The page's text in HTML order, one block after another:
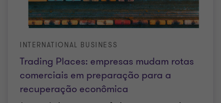
Trading Places: empresas mudam rotas
comerciais em preparação para a
recuperação econômica
INTERNATIONAL BUSINESS